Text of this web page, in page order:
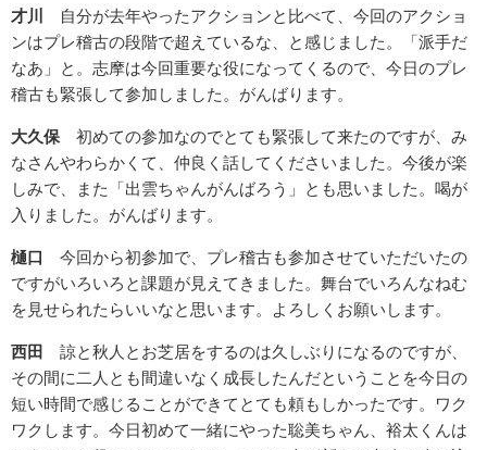
才川
自分が去年やったアクションと比べて、今回のアクショ
ンはプレ稽古の段階で超えているな、と感じました。「派手だ
なあ」と。志摩は今回重要な役になってくるので、今日のプレ
稽古も緊張して参加しました。がんばります。
大久保 初めての参加なのでとても緊張して来たのですが、み
なさんやわらかくて、仲良く話してくださいました。今後が楽
しみで、また「出雲ちゃんがんばろう」とも思いました。喝が
入りました。がんばります。
樋口
今回から初参加で、プレ稽古も参加させていただいたの
ですがいろいろと課題が見えてきました。舞台でいろんなねむ
を見せられたらいいなと思います。よろしくお願いします。
西田
諒と秋人とお芝居をするのは久しぶりになるのですが、
その間に二人とも間違いなく成長したんだということを今日の
短い時間で感じることができてとても頼もしかったです。ワク
ワクします。今日初めて一緒にやった聡美ちゃん、裕太くんは